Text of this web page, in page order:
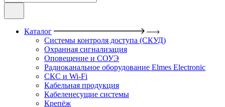
Каталог
Системы контроля доступа (СКУД)
Охранная сигнализация
Оповещение и СОУЭ
Радиоканальное оборудование Elmes Electronic
СКС и Wi-Fi
Кабельная продукция
Кабеленесущие системы
Крепёж